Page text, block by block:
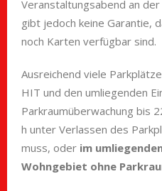
Veranstaltungsabend an
gibt jedoch keine Garantie,
noch Karten verfügbar sind.
Ausreichend viele
HIT und den umliegenden
Parkraumüberwachung bis
h unter Verlassen des
muss, oder im
Wohngebiet ohne